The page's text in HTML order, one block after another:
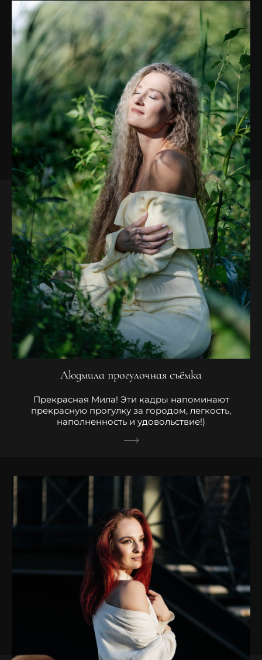
Людмила прогулочная съёмка
Прекрасная Мила! Эти кадры напоминают
прекрасную прогулку за городом, легкость,
наполненность и удовольствие!)